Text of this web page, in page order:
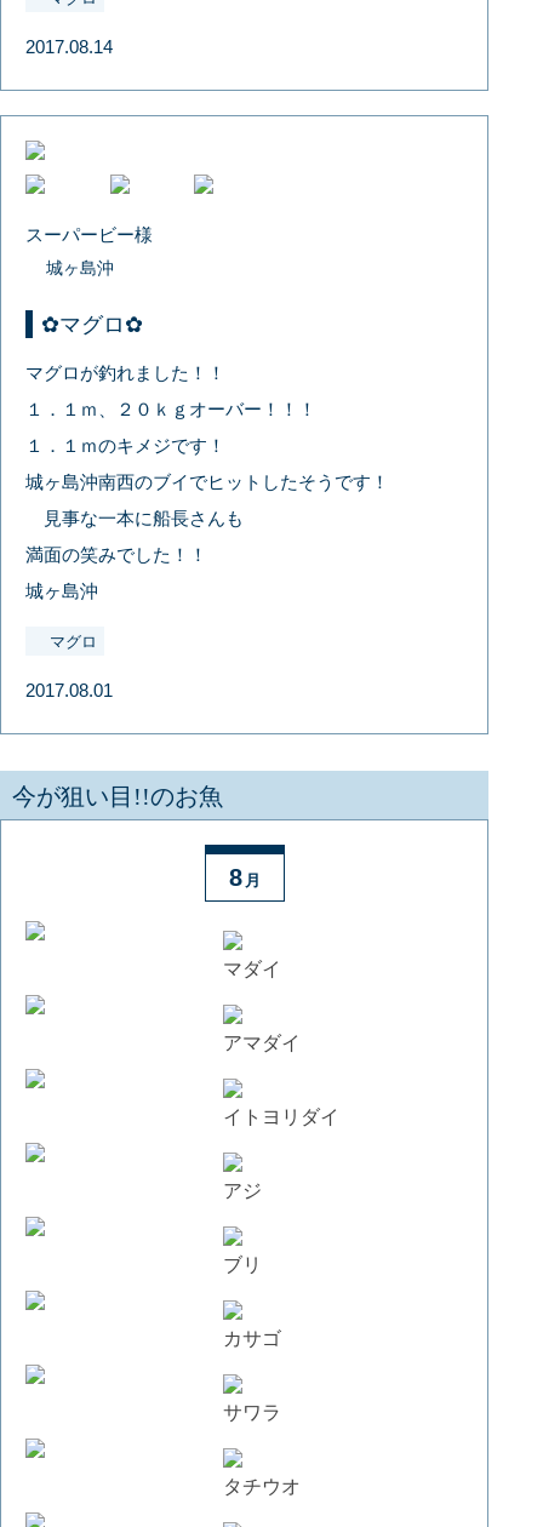
2017.08.14
スーパービー様
城ヶ島沖
✿マグロ✿
マグロが釣れました！！
１．１ｍ、２０ｋｇオーバー！！！
１．１ｍのキメジです！
城ヶ島沖南西のブイでヒットしたそうです！
見事な一本に船長さんも
満面の笑みでした！！
城ヶ島沖
マグロ
2017.08.01
今が狙い目!!のお魚
8 月
マダイ
アマダイ
イトヨリダイ
アジ
ブリ
カサゴ
サワラ
タチウオ